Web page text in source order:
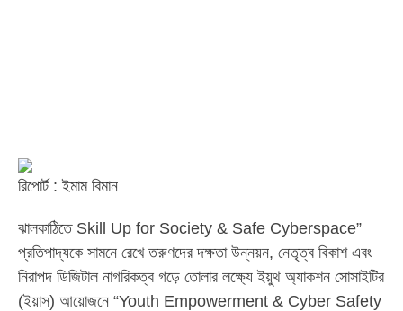
রিপোর্ট : ইমাম বিমান
ঝালকাঠিতে Skill Up for Society & Safe Cyberspace”
প্রতিপাদ্যকে সামনে রেখে তরুণদের দক্ষতা উন্নয়ন, নেতৃত্ব বিকাশ এবং
নিরাপদ ডিজিটাল নাগরিকত্ব গড়ে তোলার লক্ষ্যে ইয়ুথ অ্যাকশন সোসাইটির
(ইয়াস) আয়োজনে “Youth Empowerment & Cyber Safety